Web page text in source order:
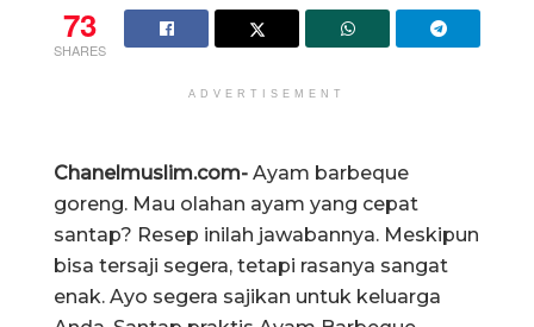
73
SHARES
ADVERTISEMENT
Chanelmuslim.com- Ayam barbeque
goreng. Mau olahan ayam yang cepat
santap? Resep inilah jawabannya. Meskipun
bisa tersaji segera, tetapi rasanya sangat
enak. Ayo segera sajikan untuk keluarga